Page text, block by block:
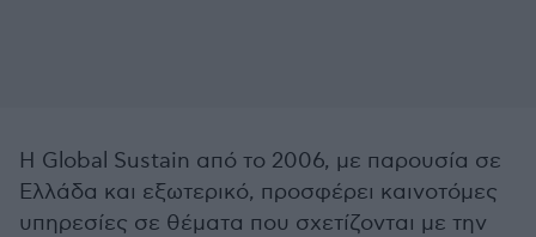
H Global Sustain από το 2006, με παρουσία σε
Ελλάδα και εξωτερικό, προσφέρει καινοτόμες
υπηρεσίες σε θέματα που σχετίζονται με την